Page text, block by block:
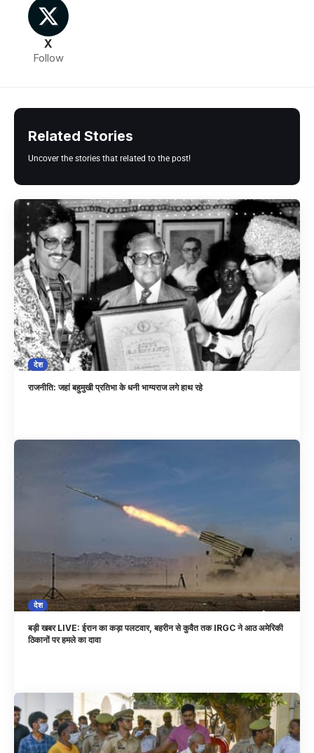
X
Follow
Related Stories
Uncover the stories that related to the post!
देश
राजनीति: जहां बहुमुखी प्रतिभा के धनी भाग्यराज लगे हाथ रहे
देश
बड़ी खबर LIVE: ईरान का कड़ा पलटवार, बहरीन से कुवैत तक IRGC ने आठ अमेरिकी
ठिकानों पर हमले का दावा